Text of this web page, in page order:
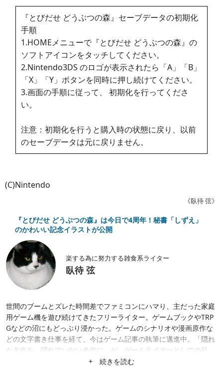
『とびだせ どうぶつの森』セーブデータの初期化
手順
1.HOMEメニューで『とびだせ どうぶつの森』の
ソフトアイコンをタッチしてください。
2.Nintendo3DS のロゴが表示されたら「A」「B」
「X」「Y」ボタンを同時に押し続けてください。
3.画面の手順に従って、 初期化を行ってくださ
い。
注意：初期化を行うと購入時の状態に戻り、以前
のセーブデータは元に戻りません。
(C)Nintendo
《臥待 弦》
『とびだせ どうぶつの森』は今日で4周年！秘書「しずえ」
のかわいい記念イラストが公開
楽する為に努力する雑食系ライター
臥待 弦
世間のブームとズレた時間差でファミコンにハマり、主だった家庭
用ゲーム機を遊び続けてきたフリーライター。ゲームブックやTRP
Gなどの沼にもどっぷり浸かった。ゲームのシナリオや漫画原作な
どの文字書き仕事を経て、今はゲーム記事の執筆に邁進中。「隠れ
た名作を、隠れていない名作に」が、ゲームライターとしての目
標。隙あらば、あまり知られていない作品にスポットを当てたが
+ 続きを読む